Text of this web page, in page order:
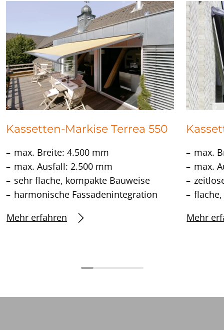
Kassetten-Markise Terrea 550
max. Breite: 4.500 mm
max. Ausfall: 2.500 mm
sehr flache, kompakte Bauweise
harmonische Fassadenintegration
Mehr erfahren
max.
max.
Mehr